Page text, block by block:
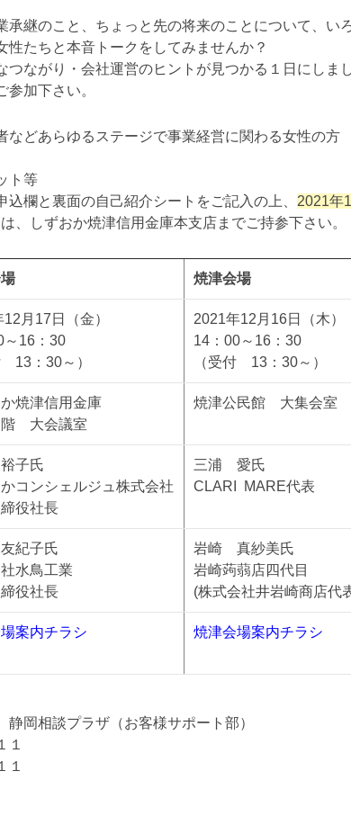
承継のこと、ちょっと先の将来のことについて、い
たちと本音トークをしてみませんか？
ながり・会社運営のヒントが見つかる１日にしま
加下さい。
どあらゆるステージで事業経営に関わる女性の方
ト等
欄と裏面の自己紹介シートをご記入の上、 2021年
、しずおか焼津信用金庫本支店までご持参下さい。
焼津会場
月17日（金）
～16：30
13：30～）
2021年12月16日（木）
14：00～16：30
（受付 13：30～）
焼津信用金庫
階 大会議室
焼津公民館 大集会室
子氏
コンシェルジュ株式会社
役社長
三浦 愛氏
CLARI MARE代表
紀子氏
水鳥工業
役社長
岩崎 真紗美氏
岩崎蒟蒻店四代目
(株式会社井岩崎商店代
案内チラシ 焼津会場案内チラシ
岡相談プラザ（お客様サポート部）
１